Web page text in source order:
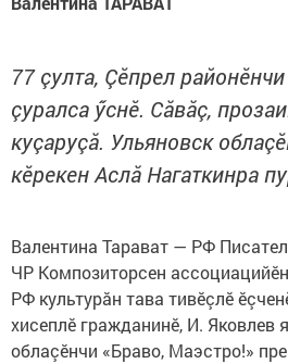
77 çулта, Çӗпрел
çуралса ӳснӗ. Сăвăç,
куçаруçă. Ульяновск
кӗрекен Аслă Нагаткинра
Валентина Тарават — РФ
ЧР Композиторсен
РФ культурăн тава тивӗçлӗ
хисеплӗ гражданинӗ, И. Яковлев
облаçӗнчи «Браво, Маэстро!»